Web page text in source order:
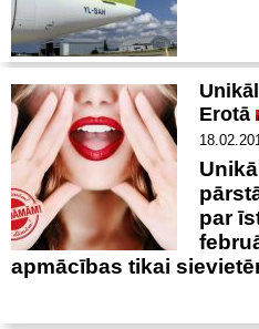
Erotā
par
apmācības tikai